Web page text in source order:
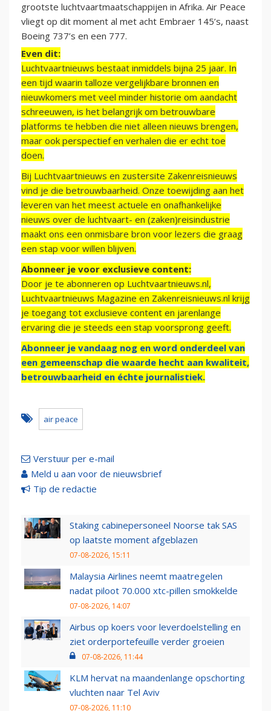
grootste luchtvaartmaatschappijen in Afrika. Air Peace
vliegt op dit moment al met acht Embraer 145’s, naast
Boeing 737’s en een 777.
Even dit:
Luchtvaartnieuws bestaat inmiddels bijna 25 jaar. In
een tijd waarin talloze vergelijkbare bronnen en
nieuwkomers met veel minder historie om aandacht
schreeuwen, is het belangrijk om betrouwbare
platforms te hebben die niet alleen nieuws brengen,
maar ook perspectief en verhalen die er echt toe
doen.
Bij Luchtvaartnieuws en zustersite Zakenreisnieuws
vind je die betrouwbaarheid. Onze toewijding aan het
leveren van het meest actuele en onafhankelijke
nieuws over de luchtvaart- en (zaken)reisindustrie
maakt ons een onmisbare bron voor lezers die graag
een stap voor willen blijven.
Abonneer je voor exclusieve content:
Door je te abonneren op Luchtvaartnieuws.nl,
Luchtvaartnieuws Magazine en Zakenreisnieuws.nl krijg
je toegang tot exclusieve content en jarenlange
ervaring die je steeds een stap voorsprong geeft.
Abonneer je vandaag nog en word onderdeel van
een gemeenschap die waarde hecht aan kwaliteit,
betrouwbaarheid en échte journalistiek.
air peace
Verstuur per e-mail
Meld u aan voor de nieuwsbrief
Tip de redactie
Staking cabinepersoneel Noorse tak SAS
op laatste moment afgeblazen
07-08-2026, 15:11
Malaysia Airlines neemt maatregelen
nadat piloot 70.000 xtc-pillen smokkelde
07-08-2026, 14:07
Airbus op koers voor leverdoelstelling en
ziet orderportefeuille verder groeien
07-08-2026, 11:44
KLM hervat na maandenlange opschorting
vluchten naar Tel Aviv
07-08-2026, 11:10